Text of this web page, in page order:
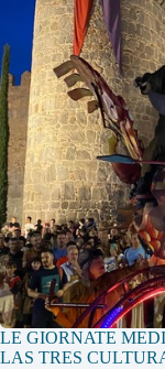
LE GIORNATE
LAS TRES